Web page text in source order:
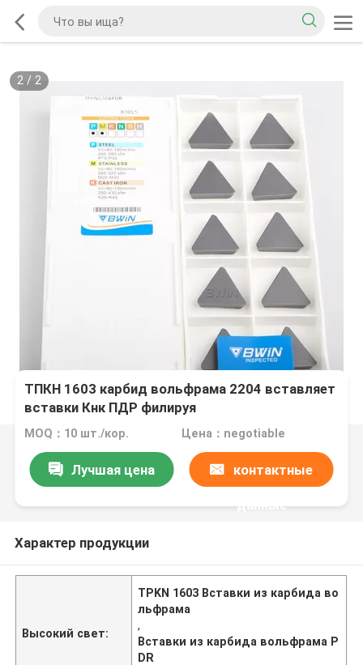
2/ 2
ТПКН 1603 карбид вольфрама 2204 вставляет
вставки Кнк ПДР филируя
MOQ：10 шт./кор. Цена：negotiable
Лучшая цена контактные
данные
Характер продукции
Высокий свет:
TPKN 1603 Вставки из карбида во
льфрама
,
Вставки из карбида вольфрама P
DR